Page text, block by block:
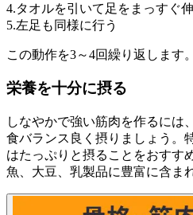
4.タオルを引いて足をまっすぐ
5.左足も同様に行う
この動作を3～4回繰り返します。
栄養を十分に摂る
しなやかで強い筋肉を作るには
食バランス良く摂りましょう。
はたっぷりと摂ることをおすす
魚、大豆、乳製品に豊富に含ま